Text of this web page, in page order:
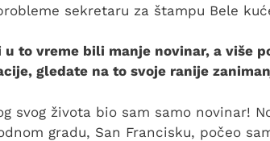
sekretaru za štampu Bele
u to vreme bili manje novinar, a više
gledate na to svoje ranije
svog života bio sam samo novinar!
gradu, San Francisku, počeo